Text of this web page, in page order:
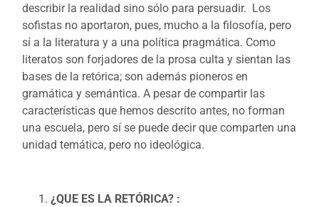
describir la realidad sino sólo para persuadir. Los
sofistas no aportaron, pues, mucho a la filosofía, pero
sí a la literatura y a una política pragmática. Como
literatos son forjadores de la prosa culta y sientan las
bases de la retórica; son además pioneros en
gramática y semántica. A pesar de compartir las
características que hemos descrito antes, no forman
una escuela, pero sí se puede decir que comparten una
unidad temática, pero no ideológica.
¿QUE ES LA RETÓRICA? :